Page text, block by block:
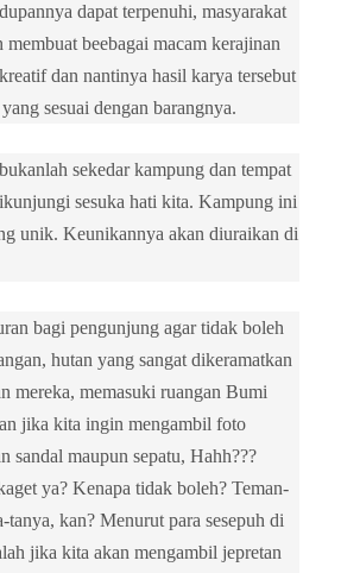
dapat terpenuhi, masyarakat
beebagai macam kerajinan
dan nantinya hasil karya tersebut
sesuai dengan barangnya.
sekedar kampung dan tempat
sesuka hati kita. Kampung ini
unik. Keunikannya akan diuraikan di
bagi pengunjung agar tidak boleh
hutan yang sangat dikeramatkan
mereka, memasuki ruangan Bumi
jika kita ingin mengambil foto
sandal maupun sepatu, Hahh???
ya? Kenapa tidak boleh? Teman-
tanya, kan? Menurut para sesepuh di
jika kita akan mengambil jepretan